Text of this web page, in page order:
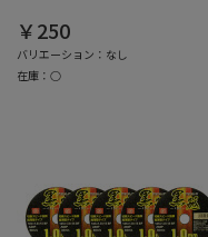
￥250
バリエーション：なし
在庫：○